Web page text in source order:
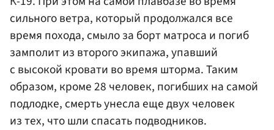
сильного ветра, который продолжался все
время похода, смыло за борт матроса и погиб
замполит из второго экипажа, упавший
с высокой кровати во время шторма. Таким
образом, кроме 28 человек, погибших на самой
подлодке, смерть унесла еще двух человек
из тех, что шли спасать подводников.